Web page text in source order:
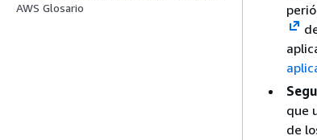
AWS Glosario
que
de